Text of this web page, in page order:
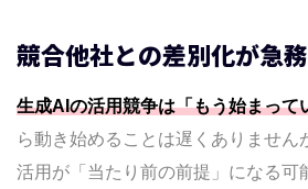
競合他社との差別化が急
生成AIの活用競争は「もう始まって
ら動き始めることは遅くありません
活用が「当たり前の前提」になる可